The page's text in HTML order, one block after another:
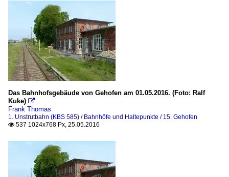
Das Bahnhofsgebäude von Gehofen am 01.05.2016. (Foto: Ralf
Kuke) 
Frank Thomas
1. Unstrutbahn (KBS 585) / Bahnhöfe und Haltepunkte / 15. Gehofen
 537 1024x768 Px, 25.05.2016